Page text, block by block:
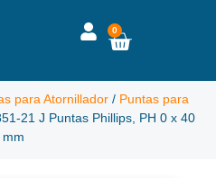
0
para Atornillador / Puntas para
21 J Puntas Phillips, PH 0 x 40
mm